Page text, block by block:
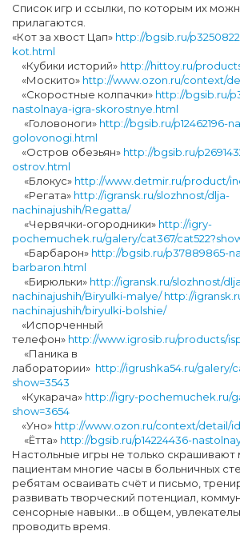
Список игр и ссылки, по которым их
прилагаются.
«Кот за хвост Цап» http://bgsib.ru/
kot.html
«Кубики историй» http://hittoy.ru/
«Москито» http://www.ozon.ru/context/
«Скоростные колпачки» http://bgsib.ru/
nastolnaya-igra-skorostnye.html
«Головоноги» http://bgsib.ru/p12462196-
golovonogi.html
«Остров обезьян» http://bgsib.ru/
ostrov.html
«Блокус» http://www.detmir.ru/product/
«Регата» http://igransk.ru/slozhnost/dlja-
nachinajushih/Regatta/
«Червячки-огородники» http://igry-
pochemuchek.ru/galery/cat367/
«Барбарон» http://bgsib.ru/p37889865-
barbaron.html
«Бирюльки» http://igransk.ru/slozhnost/
nachinajushih/Biryulki-malye/ http://
nachinajushih/biryulki-bolshie/
«Испорченный
телефон» http://www.igrosib.ru/products/
«Паника в
лаборатории» http://igrushka54.ru/galery/
show=3543
«Кукарача» http://igry-pochemuchek.ru/
show=3654
«Уно» http://www.ozon.ru/context/detail/id/
«Ётта» http://bgsib.ru/p14224436-
Настольные игры не только скрашивают
пациентам многие часы в больничных
ребятам осваивать счёт и письмо,
развивать творческий потенциал,
сенсорные навыки…в общем,
проводить время.